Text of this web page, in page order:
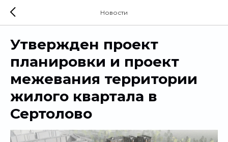
Новости
Утвержден проект
планировки и проект
межевания территории
жилого квартала в
Сертолово